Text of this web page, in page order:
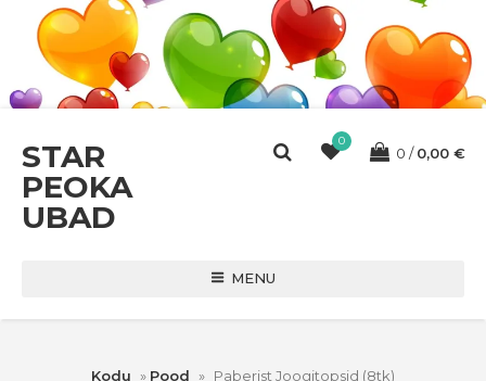
STAR
PEOKA
UBAD
0
0 0,00 €
MENU
Kodu » Pood » Paberist Joogitopsid (8tk)